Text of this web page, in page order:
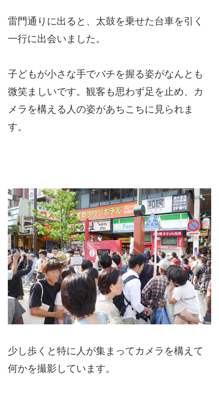
雷門通りに出ると、太鼓を乗せた台車を引く
一行に出会いました。
子どもが小さな手でバチを握る姿がなんとも
微笑ましいです。観客も思わず足を止め、カ
メラを構える人の姿があちこちに見られま
す。
少し歩くと特に人が集まってカメラを構えて
何かを撮影しています。